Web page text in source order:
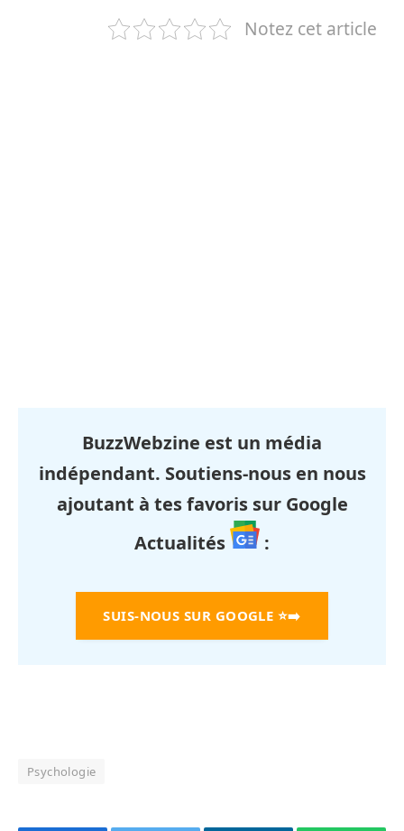
Notez cet article
BuzzWebzine est un média
indépendant. Soutiens-nous en nous
ajoutant à tes favoris sur Google
Actualités
:
SUIS-NOUS SUR GOOGLE ⭐➡️
Psychologie